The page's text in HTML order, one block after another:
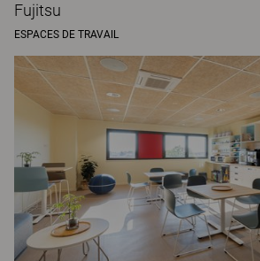
Fujitsu
ESPACES DE TRAVAIL